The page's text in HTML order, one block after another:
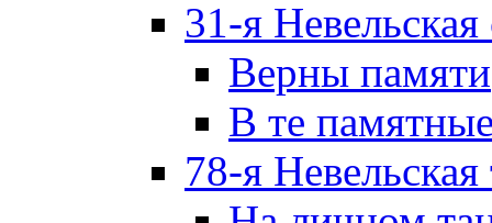
31-я Невельская
Верны памяти
В те
78-я Невельская